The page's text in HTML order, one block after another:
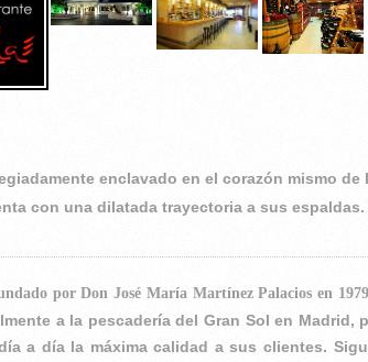
enclavado en el corazón mismo de
con una dilatada trayectoria a sus espaldas.
por Don José María Martínez Palacios en 1979
a la pescadería del Gran Sol en
a día la máxima calidad a sus clientes.